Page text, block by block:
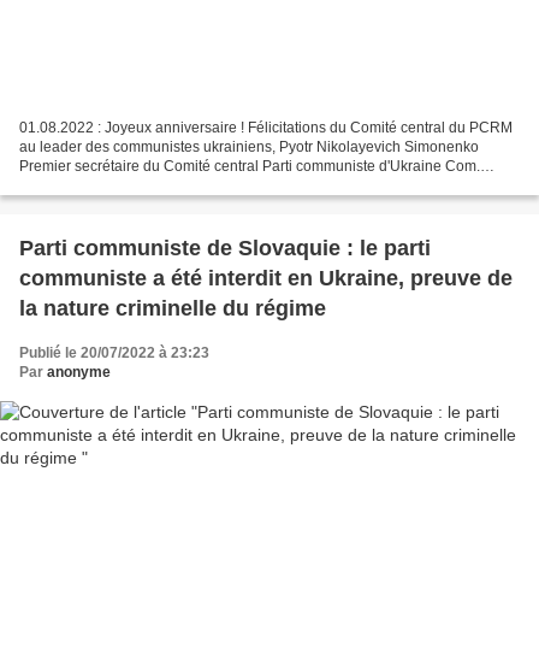
01.08.2022 : Joyeux anniversaire ! Félicitations du Comité central du PCRM
au leader des communistes ukrainiens, Pyotr Nikolayevich Simonenko
Premier secrétaire du Comité central Parti communiste d'Ukraine Com.
Parti communiste de Slovaquie : le parti
communiste a été interdit en Ukraine, preuve de
la nature criminelle du régime
Publié le 20/07/2022 à 23:23
Par anonyme